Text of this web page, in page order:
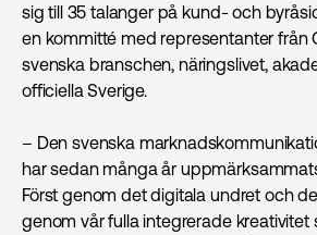
sig till 35 talanger på kund- och
en kommitté med representanter från
svenska branschen, näringslivet,
officiella Sverige.
– Den svenska
har sedan många år
Först genom det digitala undret och
genom vår fulla integrerade kreativitet